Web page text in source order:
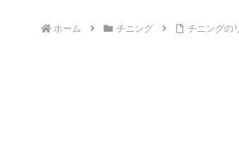
ホーム チニング チニングの